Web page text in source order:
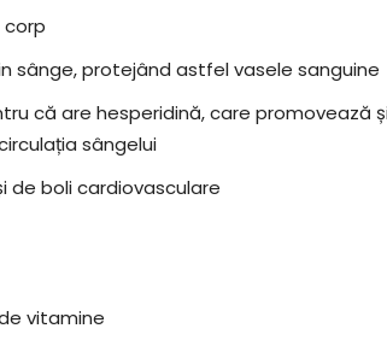
corp
sânge, protejând astfel vasele sanguine
că are hesperidină, care promovează
sângelui
de boli cardiovasculare
vitamine